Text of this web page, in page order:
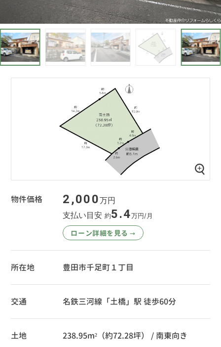
物件価格 2,000万円
支払い目安約5.4万円/月
ローン詳細を見る→
所在地 豊田市千足町１丁目
交通 名鉄三河線「土橋」駅 徒歩60分
土地 238.95m²（約72.28坪） / 南東向き